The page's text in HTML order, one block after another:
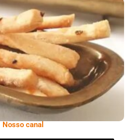
De Cebola E Salsa
Nosso canal